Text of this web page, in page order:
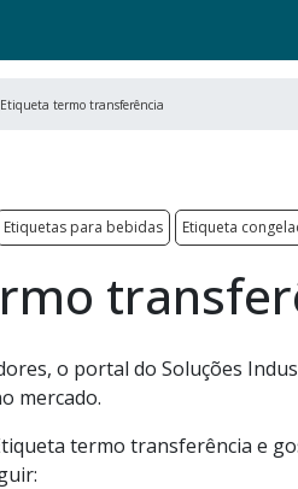
Etiqueta termo transferência
Etiquetas para bebidas Etiqueta
o portal do Soluções
mercado.
termo transferência e